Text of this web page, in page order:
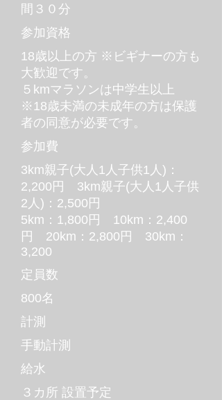
間３０分
参加資格
18歳以上の方 ※ビギナーの方も
大歓迎です。
５kmマラソンは中学生以上
※18歳未満の未成年の方は保護
者の同意が必要です。
参加費
3km親子(大人1人子供1人)：
2,200円 3km親子(大人1人子供
2人)：2,500円
5km：1,800円 10km：2,400
円 20km：2,800円 30km：
3,200
定員数
800名
計測
手動計測
給水
３カ所 設置予定